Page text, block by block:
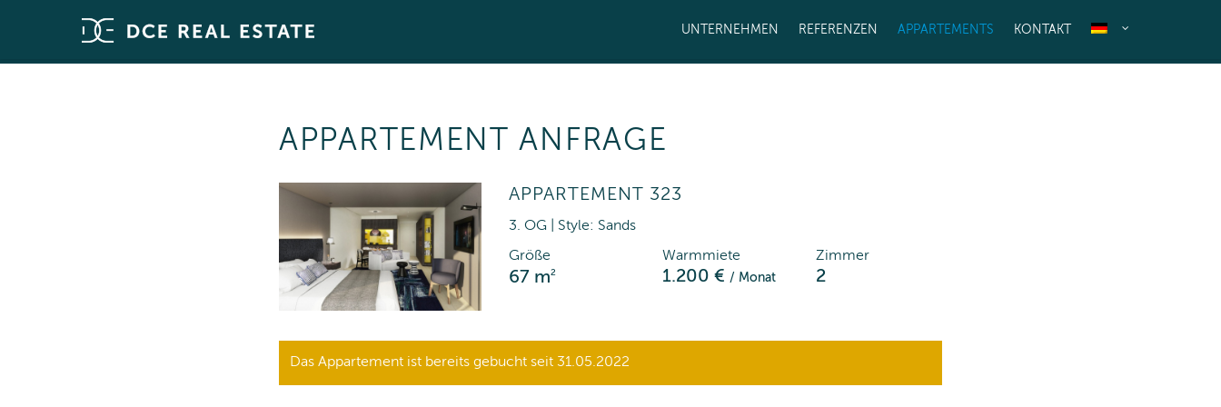
UNTERNEHMEN REFERENZEN APPARTEMENTS KONTAKT
APPARTEMENT ANFRAGE
APPARTEMENT 323
3. OG | Style: Sands
Größe
67 m2
Warmmiete
1.200 €/ Monat
Zimmer
2
Das Appartement ist bereits gebucht seit 31.05.2022